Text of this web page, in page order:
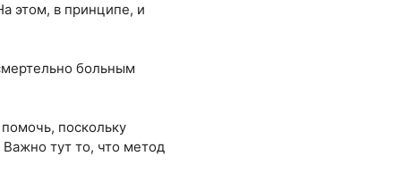
этом, в принципе, и
больным
поскольку
Важно тут то, что метод